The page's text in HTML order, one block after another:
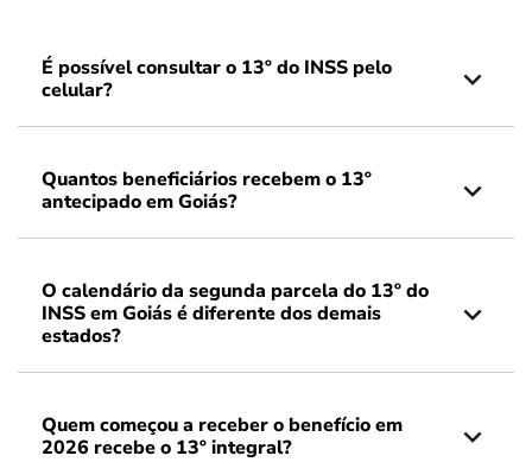
É possível consultar o 13º do INSS pelo
celular?
Quantos beneficiários recebem o 13º
antecipado em Goiás?
O calendário da segunda parcela do 13º do
INSS em Goiás é diferente dos demais
estados?
Quem começou a receber o benefício em
2026 recebe o 13º integral?